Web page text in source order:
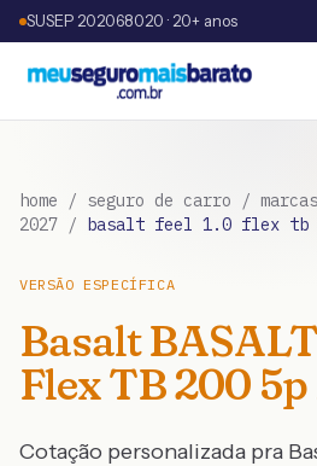
SUSEP 202068020 · 20+ anos
home / seguro de carro / marcas
2027 / basalt feel 1.0 flex tb
VERSÃO ESPECÍFICA
Basalt
Flex TB 200
Cotação personalizada pra